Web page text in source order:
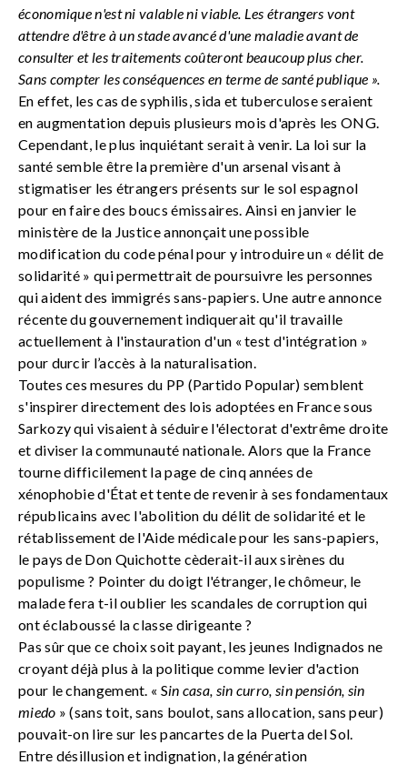
économique n'est ni valable ni viable. Les étrangers vont
attendre d'être à un stade avancé d'une maladie avant de
consulter et les traitements coûteront beaucoup plus cher.
Sans compter les conséquences en terme de santé publique ».
En effet, les cas de syphilis, sida et tuberculose seraient
en augmentation depuis plusieurs mois d'après les ONG.
Cependant, le plus inquiétant serait à venir. La loi sur la
santé semble être la première d'un arsenal visant à
stigmatiser les étrangers présents sur le sol espagnol
pour en faire des boucs émissaires. Ainsi en janvier le
ministère de la Justice annonçait une possible
modification du code pénal pour y introduire un « délit de
solidarité » qui permettrait de poursuivre les personnes
qui aident des immigrés sans-papiers. Une autre annonce
récente du gouvernement indiquerait qu'il travaille
actuellement à l'instauration d'un « test d'intégration »
pour durcir l’accès à la naturalisation.
Toutes ces mesures du PP (Partido Popular) semblent
s'inspirer directement des lois adoptées en France sous
Sarkozy qui visaient à séduire l'électorat d'extrême droite
et diviser la communauté nationale. Alors que la France
tourne difficilement la page de cinq années de
xénophobie d'État et tente de revenir à ses fondamentaux
républicains avec l'abolition du délit de solidarité et le
rétablissement de l'Aide médicale pour les sans-papiers,
le pays de Don Quichotte cèderait-il aux sirènes du
populisme ? Pointer du doigt l'étranger, le chômeur, le
malade fera t-il oublier les scandales de corruption qui
ont éclaboussé la classe dirigeante ?
Pas sûr que ce choix soit payant, les jeunes Indignados ne
croyant déjà plus à la politique comme levier d'action
pour le changement. « Sin casa, sin curro, sin pensión, sin
miedo » (sans toit, sans boulot, sans allocation, sans peur)
pouvait-on lire sur les pancartes de la Puerta del Sol.
Entre désillusion et indignation, la génération